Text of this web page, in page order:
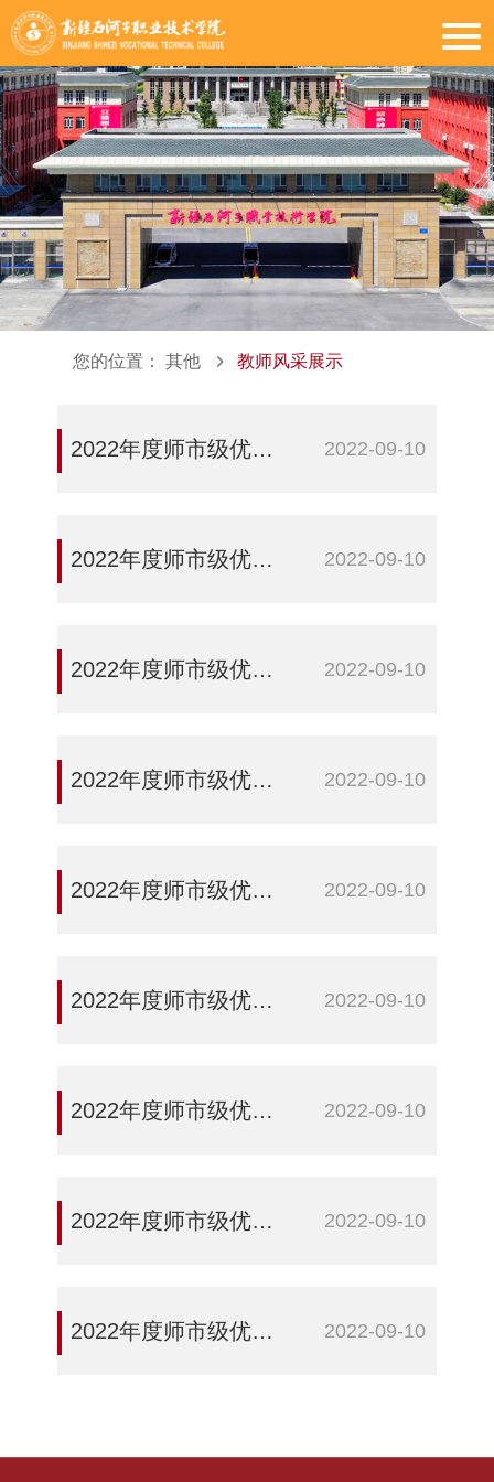
您的位置： 其他 教师风采展示
2022年度师市级优秀教师——蔡飞 2022-09-10
2022年度师市级优秀教师——展一贤 2022-09-10
2022年度师市级优秀教师——郭健 2022-09-10
2022年度师市级优秀教师——王冬梅 2022-09-10
2022年度师市级优秀教师——李金霞 2022-09-10
2022年度师市级优秀教师——武亮 2022-09-10
2022年度师市级优秀教师——张婷 2022-09-10
2022年度师市级优秀教师——郁杨 2022-09-10
2022年度师市级优秀教育工作者——李芳 2022-09-10